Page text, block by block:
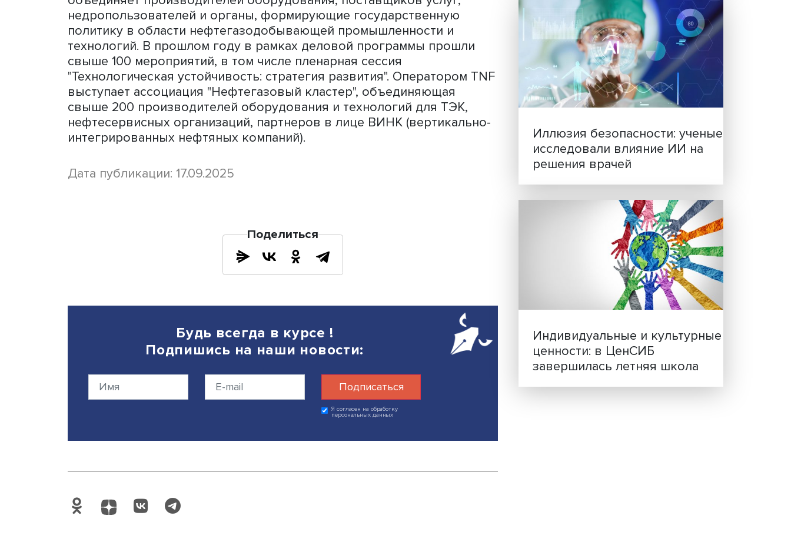
"Конечно, вы зададите вопрос - а что такое российская
нефтесервисная услуга? <…> Я скажу предварительно свое мнение,
что может считаться российской услугой. В моем понимании,
российская услуга - это сплав в первую очередь персонала,
компетенций, то есть людей и непосредственно того оборудования,
которое при оказании этих услуг используется", - добавил Кузнецов.
ТNF - ведущая платформа нефтегазовой индустрии России. Форум
недропользователей и органы, формирующие государственную
политику в области нефтегазодобывающей промышленности и
"Технологическая устойчивость: стратегия развития". Оператором TNF
выступает ассоциация "Нефтегазовый кластер", объединяющая
свыше 200 производителей оборудования и технологий для ТЭК,
Дата публикации: 17.09.2025
Поделиться
Новые инвестиции:
семей становится частью
бизнес-стратегий
Иллюзия безопасности:
решения врачей